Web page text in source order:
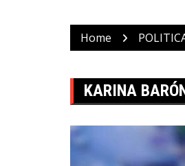
Home
KARINA